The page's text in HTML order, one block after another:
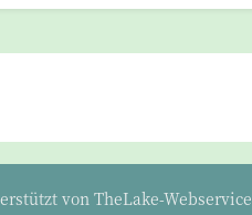
vonTheLake-Webservice